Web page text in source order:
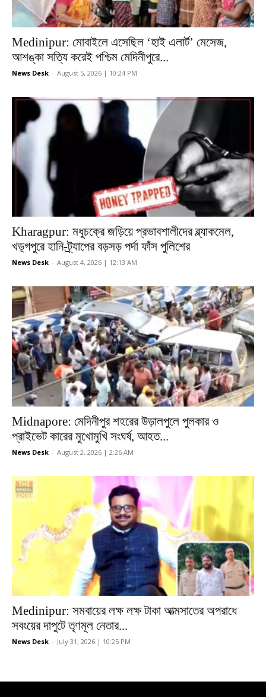
Medinipur: মোবাইলে এসেছিল ‘হাই এলার্ট’ মেসেজ,
আশঙ্কা সত্যি করেই পশ্চিম মেদিনীপুরে...
News Desk - August 5, 2026 | 10:24 PM
Kharagpur: মধুচক্রে জড়িয়ে প্রভাবশালীদের ব্ল্যাকমেল,
খড়্গপুরে হানি-ট্র্যাপের বড়সড় পর্দা ফাঁস পুলিশের
News Desk - August 4, 2026 | 12:13 AM
Midnapore: মেদিনীপুর শহরের উড়ালপুলে পুলকার ও
প্রাইভেট কারের মুখোমুখি সংঘর্ষ, আহত...
News Desk - August 2, 2026 | 2:26 AM
Medinipur: সমবায়ের লক্ষ লক্ষ টাকা আত্মসাতের অপরাধে
সবংয়ের দাপুটে তৃণমূল নেতার...
News Desk - July 31, 2026 | 10:25 PM